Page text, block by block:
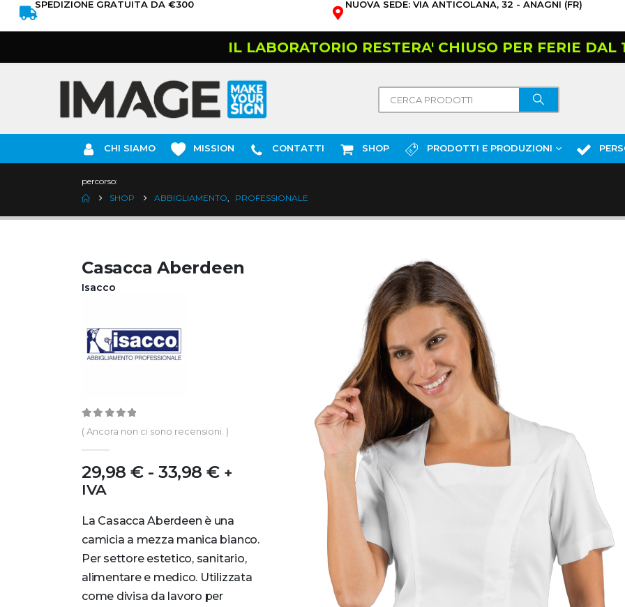
SPEDIZIONE GRATUITA DA €300 NUOVA SEDE: VIA ANTICOLANA, 32 - ANAGNI (FR)
IL LABORATORIO RESTERA' CHIUSO PER FERIE DAL
CHI SIAMO MISSION CONTATTI SHOP PRODOTTI E PRODUZIONI
percorso:
SHOP
ABBIGLIAMENTO, PROFESSIONALE
Casacca Aberdeen
Isacco
0out of 5
( Ancora non ci sono recensioni. )
29,98€ - 33,98€ +
IVA
La Casacca Aberdeen è una
camicia a mezza manica bianco.
Per settore estetico, sanitario,
alimentare e medico. Utilizzata
come divisa da lavoro per